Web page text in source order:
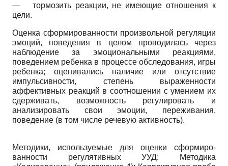
— тормозить реакции, не имеющие отношения к
цели.
Оценка сформированности произвольной регуляции
эмоций, поведения в целом проводилась через
наблюдение за эмоциональными реакциями,
поведением ребенка в процессе обследования, игры
ребенка; оценивались наличие или отсутствие
импульсивности, степень выраженности
аффективных реакций в соотношении с умением их
сдерживать, возможность регулировать и
анализировать свои эмоции, переживания,
поведение (в том числе речевую активность).
Методики, используемые для оценки сформиро-
ванности регулятивных УУД: Методика